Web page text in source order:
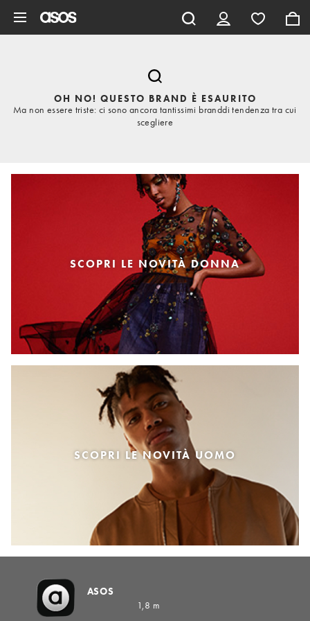
OH NO! QUESTO BRAND È ESAURITO
Ma non essere triste: ci sono ancora tantissimi branddi tendenza tra cui
scegliere
SCOPRI LE NOVITÀ DONNA
SCOPRI LE NOVITÀ UOMO
ASOS
1,8 m